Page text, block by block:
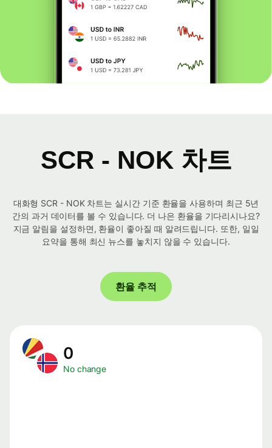
SCR - NOK 차트
대화형 SCR - NOK 차트는 실시간 기준 환율을 사용하며 최근 5년
간의 과거 데이터를 볼 수 있습니다. 더 나은 환율을 기다리시나요?
지금 알림을 설정하면, 환율이 좋아질 때 알려드립니다. 또한, 일일
요약을 통해 최신 뉴스를 놓치지 않을 수 있습니다.
환율 추적
0
No change